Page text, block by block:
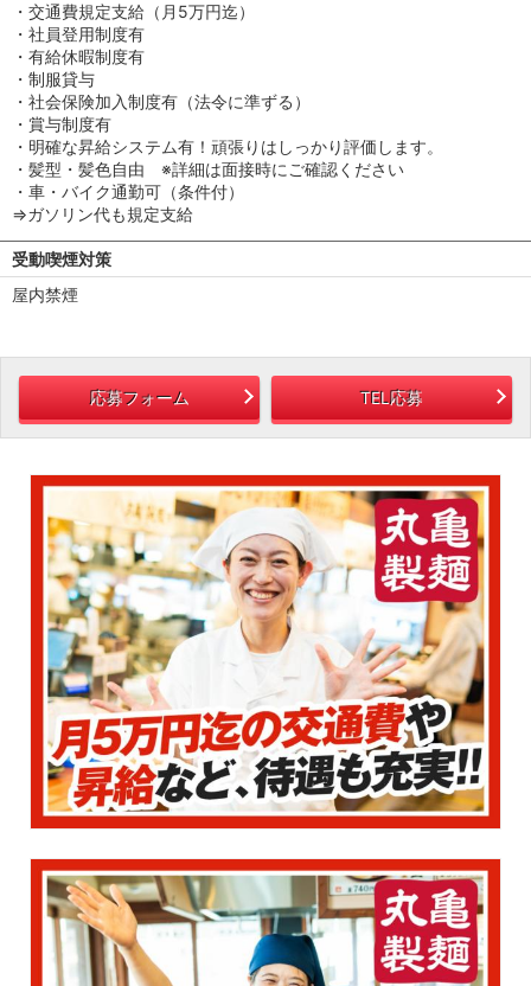
・交通費規定支給（月5万円迄）
・社員登用制度有
・有給休暇制度有
・制服貸与
・社会保険加入制度有（法令に準ずる）
・賞与制度有
・明確な昇給システム有！頑張りはしっかり評価します。
・髪型・髪色自由 ※詳細は面接時にご確認ください
・車・バイク通勤可（条件付）
⇒ガソリン代も規定支給
受動喫煙対策
屋内禁煙
応募フォーム TEL応募